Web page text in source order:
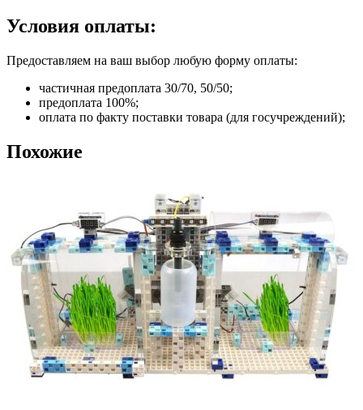
Условия оплаты:
Предоставляем на ваш выбор любую форму оплаты:
частичная предоплата 30/70, 50/50;
предоплата 100%;
оплата по факту поставки товара (для госучреждений);
Похожие